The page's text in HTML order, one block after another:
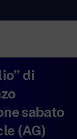
Radio
di
sabato
(AG)